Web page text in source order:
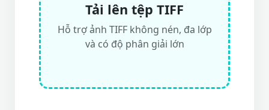
Tải lên tệp TIFF
Hỗ trợ ảnh TIFF không nén, đa lớp
và có độ phân giải lớn